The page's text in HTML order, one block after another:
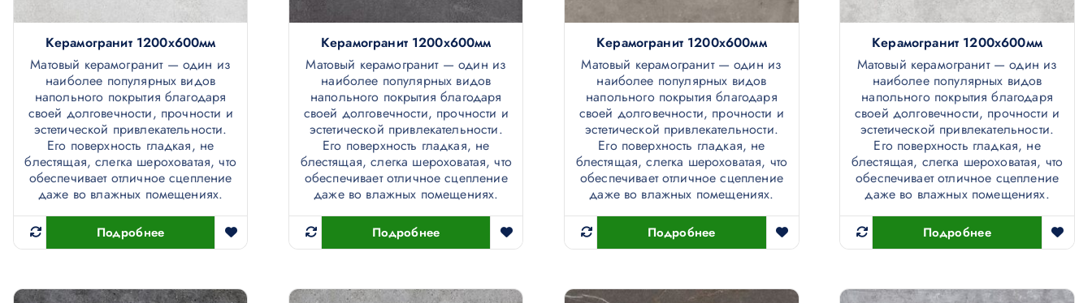
Керамогранит 1200х600мм
Матовый керамогранит — один из
наиболее популярных видов
напольного покрытия благодаря
своей долговечности, прочности и
эстетической привлекательности.
Его поверхность гладкая, не
блестящая, слегка шероховатая, что
обеспечивает отличное сцепление
даже во влажных помещениях.
Подробнее
Керамогранит 1200х600мм
Матовый керамогранит — один из
наиболее популярных видов
напольного покрытия благодаря
своей долговечности, прочности и
эстетической привлекательности.
Его поверхность гладкая, не
блестящая, слегка шероховатая, что
обеспечивает отличное сцепление
даже во влажных помещениях.
Подробнее
Керамогранит 1200х600мм
Матовый керамогранит — один из
наиболее популярных видов
напольного покрытия благодаря
своей долговечности, прочности и
эстетической привлекательности.
Его поверхность гладкая, не
блестящая, слегка шероховатая, что
обеспечивает отличное сцепление
даже во влажных помещениях.
Подробнее
Керамогранит 1200х600мм
Матовый керамогранит — один из
наиболее популярных видов
напольного покрытия благодаря
своей долговечности, прочности и
эстетической привлекательности.
Его поверхность гладкая, не
блестящая, слегка шероховатая, что
обеспечивает отличное сцепление
даже во влажных помещениях.
Подробнее